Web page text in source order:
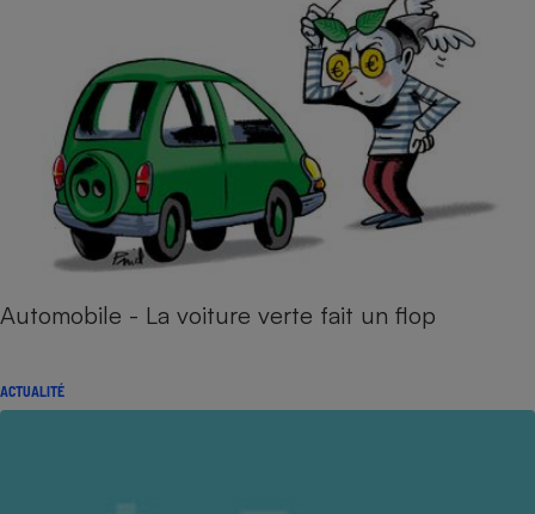
Automobile - La voiture verte fait un flop
ACTUALITÉ